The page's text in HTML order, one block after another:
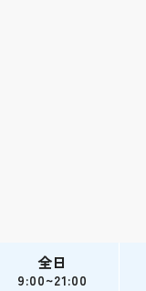
全日
9:00~21:00